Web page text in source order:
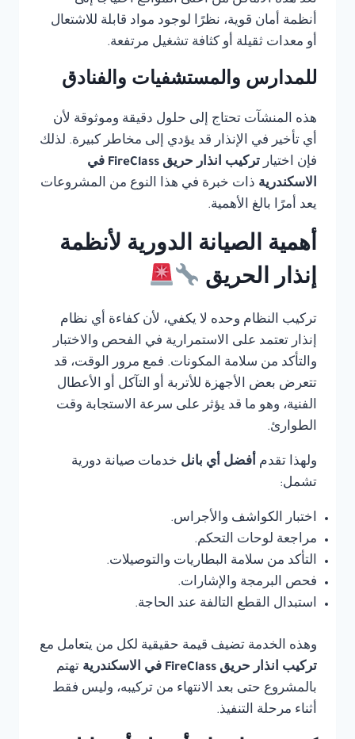
أنظمة أمان قوية، نظرًا لوجود مواد قابلة للاشتعال
أو معدات ثقيلة أو كثافة تشغيل مرتفعة.
للمدارس والمستشفيات والفنادق
هذه المنشآت تحتاج إلى حلول دقيقة وموثوقة لأن
أي تأخير في الإنذار قد يؤدي إلى مخاطر كبيرة. لذلك
فإن اختيار
تركيب انذار حريق FireClass في
الاسكندرية ذات خبرة في هذا النوع من المشروعات
يعد أمرًا بالغ الأهمية.
أهمية الصيانة الدورية لأنظمة
إنذار الحريق
تركيب النظام وحده لا يكفي، لأن كفاءة أي نظام
إنذار تعتمد على الاستمرارية في الفحص والاختبار
والتأكد من سلامة المكونات. فمع مرور الوقت، قد
تتعرض بعض الأجهزة للأتربة أو التآكل أو الأعطال
الفنية، وهو ما قد يؤثر على سرعة الاستجابة وقت
الطوارئ.
ولهذا تقدم أفضل أي بانل خدمات صيانة دورية
تشمل:
اختبار الكواشف والأجراس.
مراجعة لوحات التحكم.
التأكد من سلامة البطاريات والتوصيلات.
فحص البرمجة والإشارات.
استبدال القطع التالفة عند الحاجة.
وهذه الخدمة تضيف قيمة حقيقية لكل من يتعامل مع
تركيب انذار حريق FireClass في الاسكندرية
تهتم
بالمشروع حتى بعد الانتهاء من تركيبه، وليس فقط
أثناء مرحلة التنفيذ.